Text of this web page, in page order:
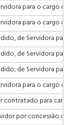
para o cargo
para o cargo
de Servidora
de Servidora
de Servidora
para o cargo
contratado para
por concessão